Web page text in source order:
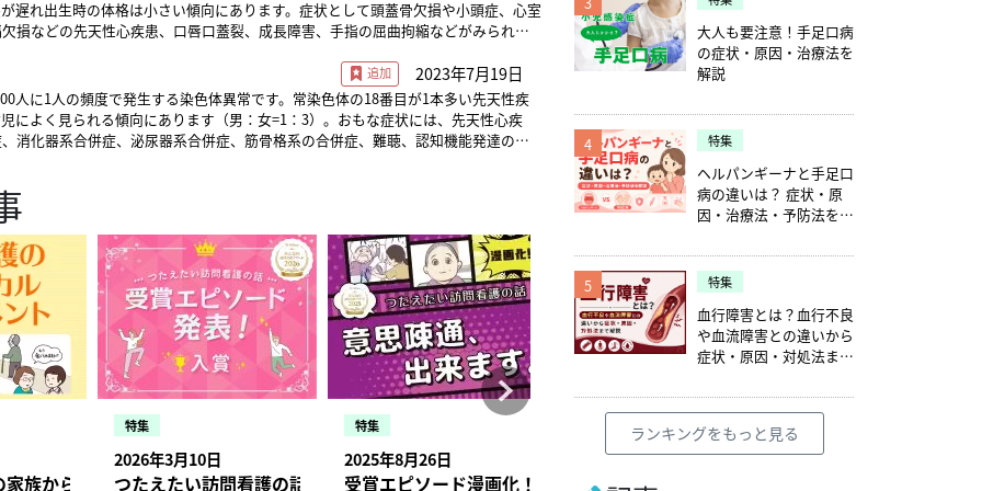
遅れ出生時の体格は小さい傾向にあります。症状として頭蓋骨欠損や小頭症、心室
損などの先天性心疾患、口唇口蓋裂、成長障害、手指の屈曲拘縮などがみられ、
2023年7月19日
人に1人の頻度で発生する染色体異常です。常染色体の18番目が1本多い先天性疾
によく見られる傾向にあります（男：女=1：3）。おもな症状には、先天性心疾
消化器系合併症、泌尿器系合併症、筋骨格系の合併症、難聴、認知機能発達の遅
・症状、報告のタイミングとは
族から「口から食べられませんか？」と相談された場合【訪問看護のアセスメント】
特集
2026年3月10日
つたえたい訪問看護の話 受賞エピソード発表！入賞【2026】
特集
2025年8月26日
受賞エピソード漫画化！「意思疎通、出来ます。」前編【つたえたい訪問看護の
2026年4月28日
訪問看護師向け在宅看取り教育プログラム
2021年7月6日
大人も要注意！手足口病
の症状・原因・治療法を
解説
4 特集
ヘルパンギーナと手足口
病の違いは？ 症状・原
因・治療法・予防法を解
5 特集
血行障害とは？血行不良
や血流障害との違いから
症状・原因・対処法まで
ランキングをもっと見る